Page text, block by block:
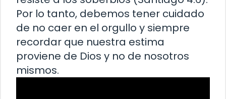
Por lo tanto, debemos tener cuidado
de no caer en el orgullo y siempre
recordar que nuestra estima
proviene de Dios y no de nosotros
mismos.